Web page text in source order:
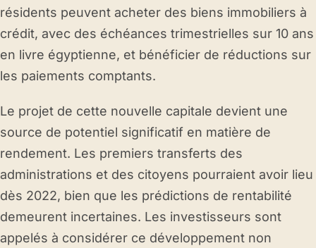
résidents peuvent acheter des biens immobiliers à
crédit, avec des échéances trimestrielles sur 10 ans
en livre égyptienne, et bénéficier de réductions sur
les paiements comptants.
Le projet de cette nouvelle capitale devient une
source de potentiel significatif en matière de
rendement. Les premiers transferts des
administrations et des citoyens pourraient avoir lieu
dès 2022, bien que les prédictions de rentabilité
demeurent incertaines. Les investisseurs sont
appelés à considérer ce développement non